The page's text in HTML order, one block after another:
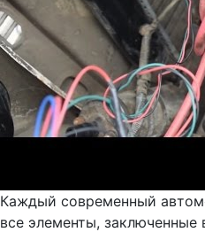
Каждый современный
все элементы, заключенные